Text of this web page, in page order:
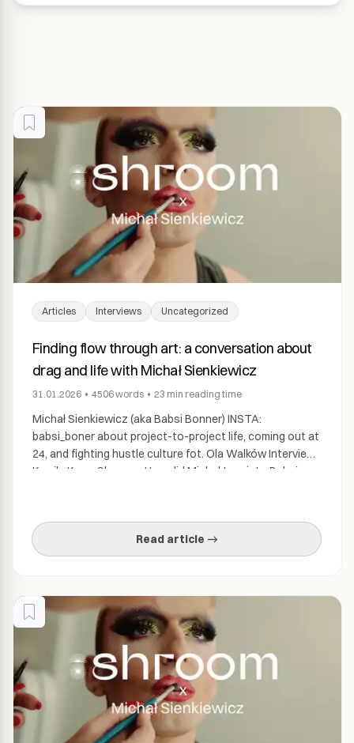
Articles Interviews Uncategorized
Finding flow through art: a conversation about
drag and life with Michał Sienkiewicz
31.01.2026 • 4506words • 23 min reading time
Michał Sienkiewicz (aka Babsi Bonner) INSTA:
babsi_boner about project-to-project life, coming out at
24, and fighting hustle culture fot. Ola Walków Interview:
Kamila Knap, Shroom: How did Michał turn into Babsi
videos just for fun. I had a flatmate at […]
Read article →